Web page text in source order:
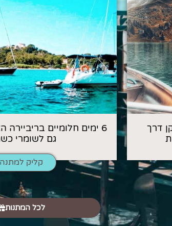
דרך
6 ימים חלומיים
גם לשומרי
קליק למתנה
לכל המתנות